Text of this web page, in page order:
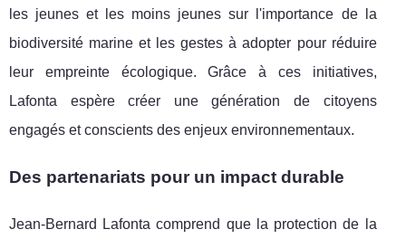
les jeunes et les moins jeunes sur l'importance de la
biodiversité marine et les gestes à adopter pour réduire
leur empreinte écologique. Grâce à ces initiatives,
Lafonta espère créer une génération de citoyens
engagés et conscients des enjeux environnementaux.
Des partenariats pour un impact durable
Jean-Bernard Lafonta comprend que la protection de la